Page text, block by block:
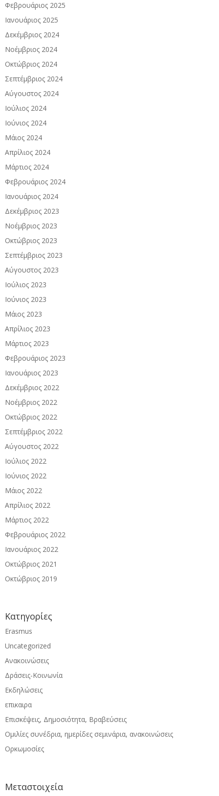
Φεβρουάριος 2025
Ιανουάριος 2025
Δεκέμβριος 2024
Νοέμβριος 2024
Οκτώβριος 2024
Σεπτέμβριος 2024
Αύγουστος 2024
Ιούλιος 2024
Ιούνιος 2024
Μάιος 2024
Απρίλιος 2024
Μάρτιος 2024
Φεβρουάριος 2024
Ιανουάριος 2024
Δεκέμβριος 2023
Νοέμβριος 2023
Οκτώβριος 2023
Σεπτέμβριος 2023
Αύγουστος 2023
Ιούλιος 2023
Ιούνιος 2023
Μάιος 2023
Απρίλιος 2023
Μάρτιος 2023
Φεβρουάριος 2023
Ιανουάριος 2023
Δεκέμβριος 2022
Νοέμβριος 2022
Οκτώβριος 2022
Σεπτέμβριος 2022
Αύγουστος 2022
Ιούλιος 2022
Ιούνιος 2022
Μάιος 2022
Απρίλιος 2022
Μάρτιος 2022
Φεβρουάριος 2022
Ιανουάριος 2022
Οκτώβριος 2021
Οκτώβριος 2019
Kατηγορίες
Erasmus
Uncategorized
Ανακοινώσεις
Δράσεις-Κοινωνία
Εκδηλώσεις
επικαιρα
Επισκέψεις, Δημοσιότητα, Βραβεύσεις
Ομιλίες συνέδρια, ημερίδες σεμινάρια, ανακοινώσεις
Ορκωμοσίες
Μεταστοιχεία